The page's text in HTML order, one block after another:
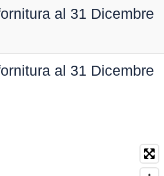
al 31 Dicembre
al 31 Dicembre